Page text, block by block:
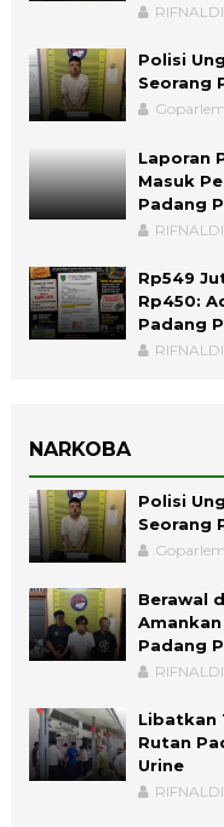
RIFNALDI
Polisi
Seorang
Laporan
Masuk
Padang
RIFNALDI
Rp549
Rp450:
Padang
RIFNALDI
NARKOBA
Polisi
Seorang
Berawal
Padang
RIFNALDI
Libatkan
Rutan
Urine
RIFNALDI